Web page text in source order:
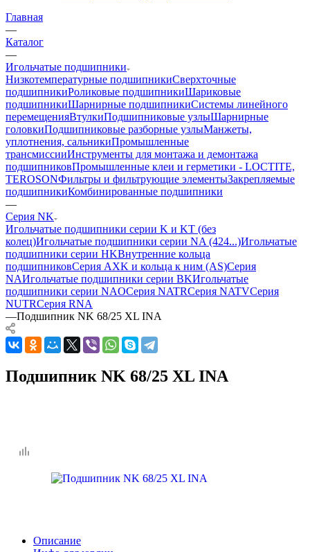
Главная
—
Каталог
—
Игольчатые подшипники
Низкотемпературные подшипникиСверхточные
подшипникиРоликовые подшипникиШариковые
подшипникиШарнирные подшипникиСистемы линейного
перемещенияВтулкиПодшипниковые узлыШарнирные
головкиПодшипниковые разборные узлыМанжеты,
уплотнения, сальникиПромышленные
трансмиссииИнструменты для монтажа и демонтажа
подшипниковПромышленные клеи и герметики - LOCTITE,
TEROSONФильтры и фильтрующие элементыЗакрепляемые
подшипникиКомбинированные подшипники
—
Серия NK
Игольчатые подшипники серии K и KT (без
колец)Игольчатые подшипники серии NA (424...)Игольчатые
подшипники серии HKВнутренние кольца
подшипниковСерия AXK и кольца к ним (AS)Серия
NAИгольчатые подшипники серии BKИгольчатые
подшипники серии NAOСерия NATRСерия NATVСерия
NUTRСерия RNA
—Подшипник NK 68/25 XL INA
Подшипник NK 68/25 XL INA
Описание